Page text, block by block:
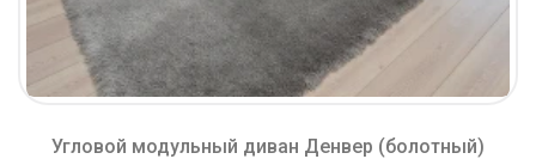
Угловой модульный диван Денвер (болотный)